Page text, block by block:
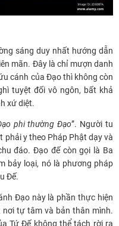
sáng duy nhất hướng dẫn
mãn. Đây là chỉ mượn danh
cánh của Đạo thì không còn
tuyệt đối vô ngôn, bất khả
xứ diệt.
phi thường Đạo”. Người tu
phải y theo Pháp Phật dạy và
đáo. Đạo đế còn gọi là Ba
bảy loại, nó là phương pháp
Đế.
Đạo này là phần thực hiện
tự tâm và bản thân mình.
Tứ Đế không thể tách rời ra